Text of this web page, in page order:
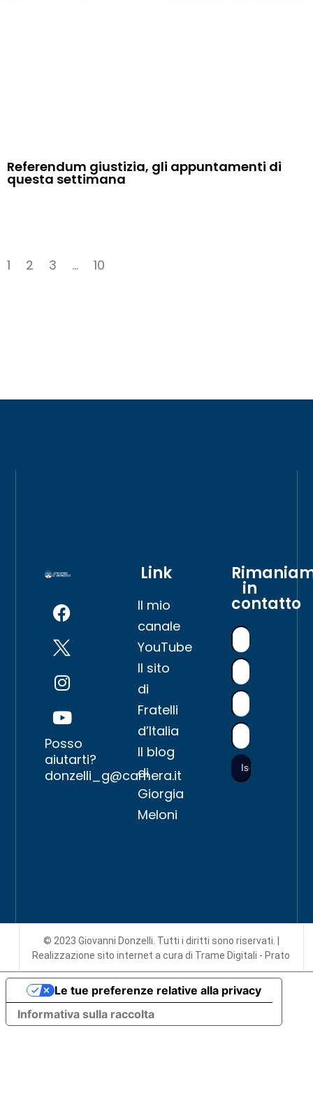
Referendum giustizia, gli appuntamenti di
questa settimana
1 2 3 … 10
Posso
aiutarti?
donzelli_g@camera.it
Link
Il mio
canale
YouTube
Il sito
di
Fratelli
d’Italia
Il blog
di
Giorgia
Meloni
in
contatto
© 2023 Giovanni Donzelli. Tutti i diritti sono riservati. |
Realizzazione sito interneta cura di Trame Digitali - Prato
Informativa sulla raccolta
Le tue preferenze relative alla privacy